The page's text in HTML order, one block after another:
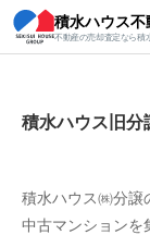
積水ハウス不
不動産の売却査定なら積
積
積水ハウス旧分
積水ハウス㈱分譲
中古マンションを